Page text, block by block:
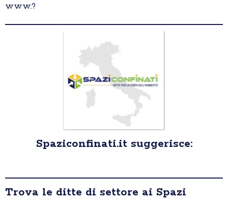
www.?
Spaziconfinati.it suggerisce:
Trova le ditte di settore ai Spazi